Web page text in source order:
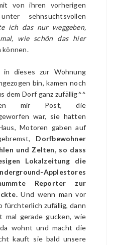
von ihren vorherigen
sehnsuchtsvollen
ich das nur weggeben,
wie schön das hier
dieses zur Wohnung
bin, kamen noch
dem Dorf ganz zufällig^^
mir Post, die
war, sie hatten
Motoren gaben auf
Dorfbewohner
und Zelten, so dass
Lokalzeitung die
Applestores
Reporter zur
Und wenn man vor
fürchterlich zufällig, dann
mal gerade gucken, wie
wohnt und macht die
kauft sie bald unsere